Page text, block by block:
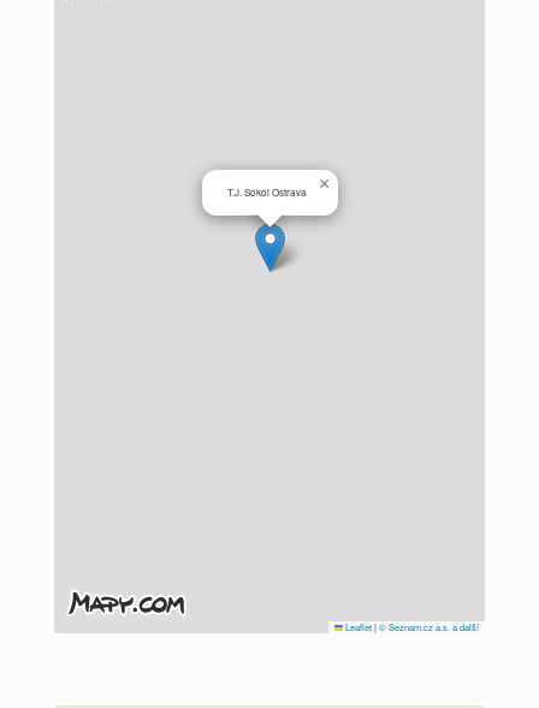
T.J. Sokol Ostrava ×
Leaflet|© Seznam.cz a.s. a další